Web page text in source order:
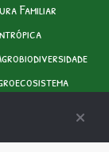
Familiar